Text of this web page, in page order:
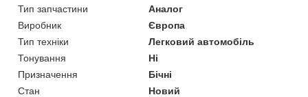
Тип запчастини
Аналог
Виробник
Європа
Тип техніки
Легковий автомобіль
Тонування
Ні
Призначення
Бічні
Стан
Новий